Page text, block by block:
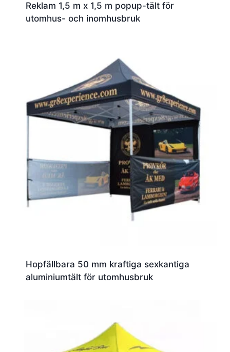
Reklam 1,5 m x 1,5 m popup-tält för
utomhus- och inomhusbruk
Hopfällbara 50 mm kraftiga sexkantiga
aluminiumtält för utomhusbruk